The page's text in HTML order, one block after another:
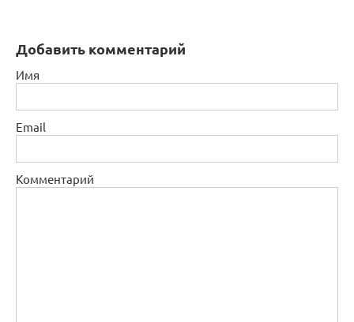
Добавить комментарий
Имя
Email
Комментарий